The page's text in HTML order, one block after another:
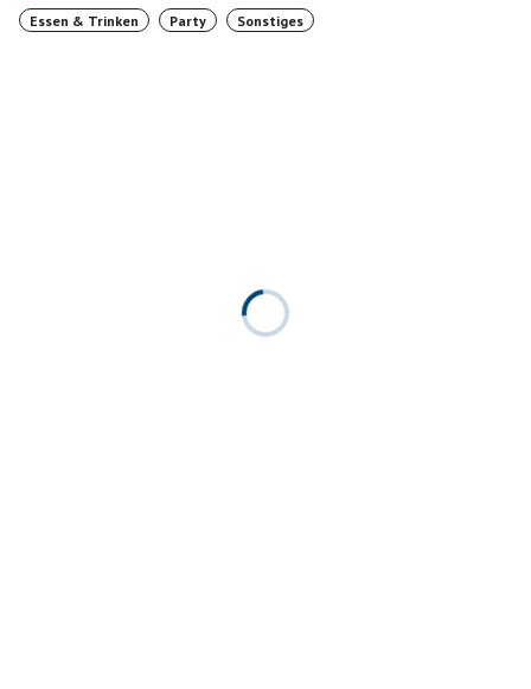
Essen & Trinken Party Sonstiges